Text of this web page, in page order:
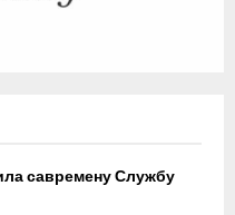
савремену Службу